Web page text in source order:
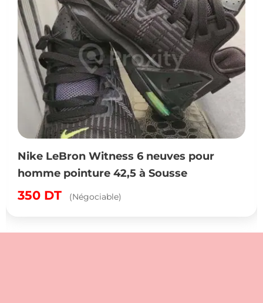
LeBron Witness 6 neuves pour
pointure 42,5 à Sousse
DT (Négociable)